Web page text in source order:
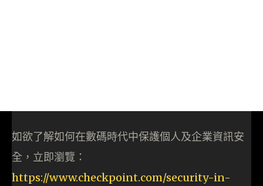
如欲了解如何在數碼時代中保護個人及企業資訊安
全，立即瀏覽：
https://www.checkpoint.com/security-in-